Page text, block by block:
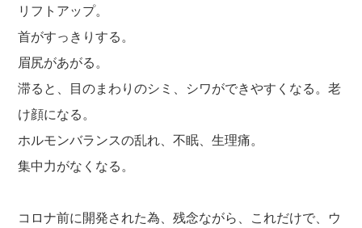
リフトアップ。
首がすっきりする。
眉尻があがる。
滞ると、目のまわりのシミ、シワができやすくなる。老
け顔になる。
ホルモンバランスの乱れ、不眠、生理痛。
集中力がなくなる。
コロナ前に開発された為、残念ながら、これだけで、ウ